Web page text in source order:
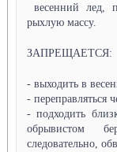
весенний лед,
рыхлую массу.
ЗАПРЕЩАЕТСЯ:
- выходить в
- переправляться
- подходить
обрывистом
следовательно,